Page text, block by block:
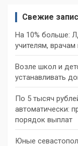
Свежие
На 10% больше:
учителям,
Возле школ и
устанавливать
По 5 тысяч
автоматически:
порядок выплат
Юные